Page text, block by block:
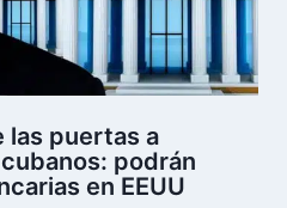
las puertas a
podrán
en EEUU